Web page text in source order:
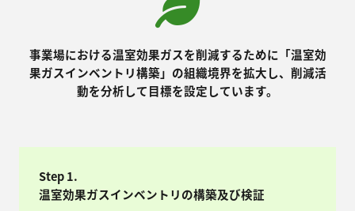
事業場における温室効果ガスを削減するために「温室効
果ガスインベントリ構築」の組織境界を拡大し、削減活
動を分析して目標を設定しています。
Step 1.
温室効果ガスインベントリの構築及び検証